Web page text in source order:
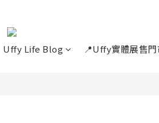
Uffy Life Blog 📍Uffy實體展售門